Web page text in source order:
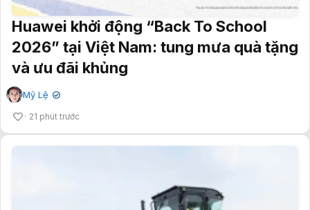
Huawei khởi động “Back To School
2026” tại Việt Nam: tung mưa quà tặng
và ưu đãi khủng
Mỹ Lệ ✔
21 phút trước